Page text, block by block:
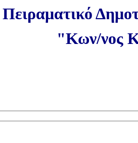
Πειραματικό
"Κων/νος